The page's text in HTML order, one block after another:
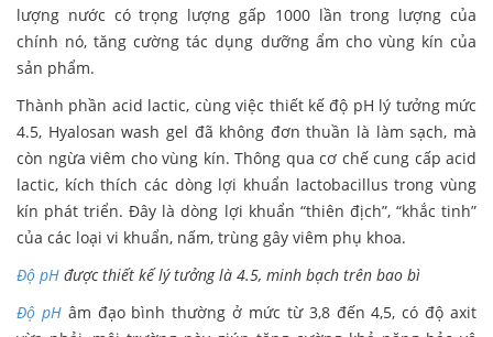
lượng nước có trọng lượng gấp 1000 lần trong lượng của
chính nó, tăng cường tác dụng dưỡng ẩm cho vùng kín của
sản phẩm.
Thành phần acid lactic, cùng việc thiết kế độ pH lý tưởng mức
4.5, Hyalosan wash gel đã không đơn thuần là làm sạch, mà
còn ngừa viêm cho vùng kín. Thông qua cơ chế cung cấp acid
lactic, kích thích các dòng lợi khuẩn lactobacillus trong vùng
kín phát triển. Đây là dòng lợi khuẩn “thiên địch”, “khắc tinh”
của các loại vi khuẩn, nấm, trùng gây viêm phụ khoa.
Độ pH được thiết kế lý tưởng là 4.5, minh bạch trên bao bì
Độ pHâm đạo bình thường ở mức từ 3,8 đến 4,5, có độ axit